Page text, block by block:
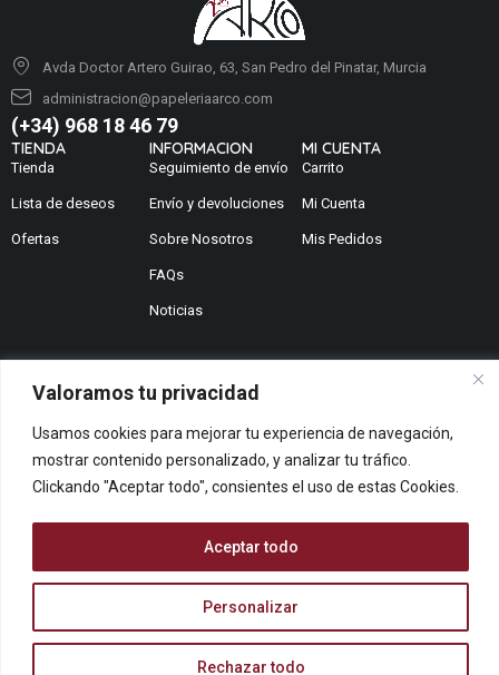
Valoramos tu privacidad
Usamos cookies para mejorar tu experiencia de navegación,
mostrar contenido personalizado, y analizar tu tráfico.
Clickando "Aceptar todo", consientes el uso de estas Cookies.
Personalizar
Rechazar todo
Aceptar todo
Avda Doctor Artero Guirao, 63, San Pedro del Pinatar, Murcia
administracion@papeleriaarco.com
(+34) 968 18 46 79
TIENDA
Tienda
Lista de deseos
Ofertas
INFORMACION
Seguimiento de envío
Envío y devoluciones
Sobre Nosotros
FAQs
Noticias
MI CUENTA
Carrito
Mi Cuenta
Mis Pedidos
¿No encuentras lo que buscas?
Contáctanos
¿Te podemos ayudar?
© ARCOPAPEL 2006 S.L. | Todos los derechos reservados